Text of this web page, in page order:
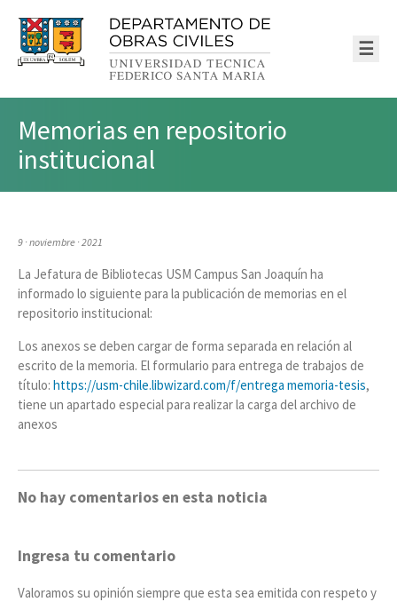
☰
Memorias en repositorio
institucional
9 · noviembre · 2021
La Jefatura de Bibliotecas USM Campus San Joaquín ha
informado lo siguiente para la publicación de memorias en el
repositorio institucional:
Los anexos se deben cargar de forma separada en relación al
escrito de la memoria. El formulario para entrega de trabajos de
título: https://usm-chile.libwizard.com/f/entrega memoria-tesis,
tiene un apartado especial para realizar la carga del archivo de
anexos
No hay comentarios en esta noticia
Ingresa tu comentario
Valoramos su opinión siempre que esta sea emitida con respeto y